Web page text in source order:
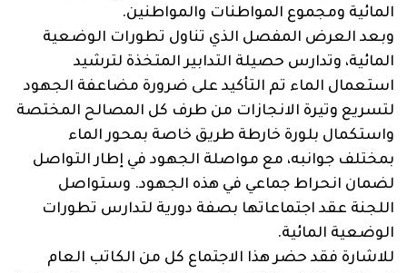
المائية ومجموع المواطنات والمواطنين.
وبعد العرض المفصل الذي تناول تطورات الوضعية
المائية، وتدارس حصيلة التدابير المتخذة لترشيد
استعمال الماء تم التأكيد على ضرورة مضاعفة الجهود
لتسريع وتيرة الانجازات من طرف كل المصالح المختصة
واستكمال بلورة خارطة طريق خاصة بمحور الماء
بمختلف جوانبه، مع مواصلة الجهود في إطار التواصل
لضمان انحراط جماعي في هذه الجهود. وستواصل
اللجنة عقد اجتماعاتها بصفة دورية لتدارس تطورات
الوضعية المائية.
للاشارة فقد حضر هذا الاجتماع كل من الكاتب العام